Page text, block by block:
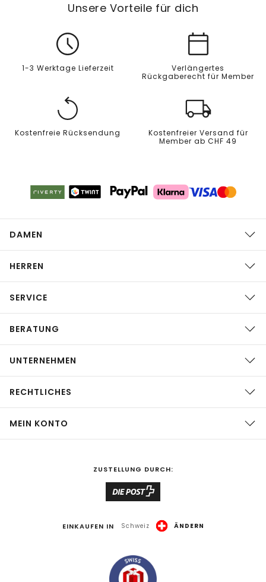
Unsere Vorteile für dich
1-3 Werktage Lieferzeit
Verlängertes
Rückgaberecht für Member
Kostenfreie Rücksendung
Kostenfreier Versand für
Member ab CHF 49
DAMEN
HERREN
SERVICE
BERATUNG
UNTERNEHMEN
RECHTLICHES
MEIN KONTO
ZUSTELLUNG DURCH:
EINKAUFEN IN Schweiz ÄNDERN